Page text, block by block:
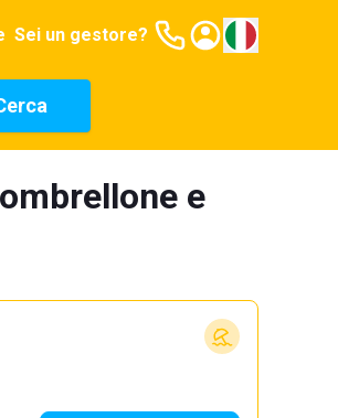
Sei un gestore?
e